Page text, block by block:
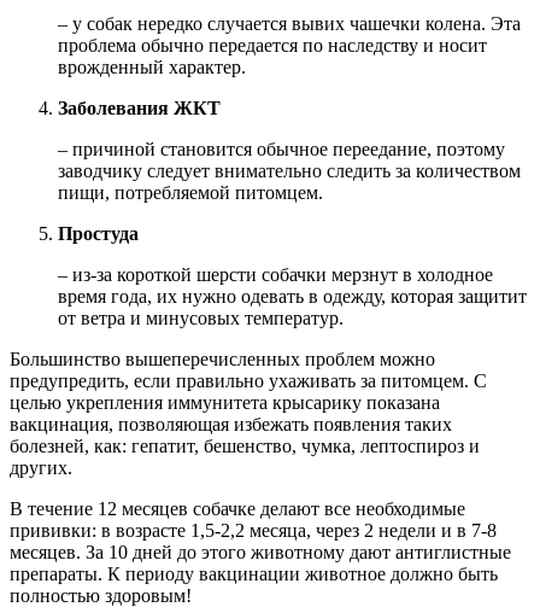
– у собак нередко случается вывих чашечки колена. Эта
проблема обычно передается по наследству и носит
врожденный характер.
Заболевания ЖКТ
– причиной становится обычное переедание, поэтому
заводчику следует внимательно следить за количеством
пищи, потребляемой питомцем.
Простуда
– из-за короткой шерсти собачки мерзнут в холодное
время года, их нужно одевать в одежду, которая защитит
от ветра и минусовых температур.
Большинство вышеперечисленных проблем можно
предупредить, если правильно ухаживать за питомцем. С
целью укрепления иммунитета крысарику показана
вакцинация, позволяющая избежать появления таких
болезней, как: гепатит, бешенство, чумка, лептоспироз и
других.
В течение 12 месяцев собачке делают все необходимые
прививки: в возрасте 1,5-2,2 месяца, через 2 недели и в 7-8
месяцев. За 10 дней до этого животному дают антиглистные
препараты. К периоду вакцинации животное должно быть
полностью здоровым!